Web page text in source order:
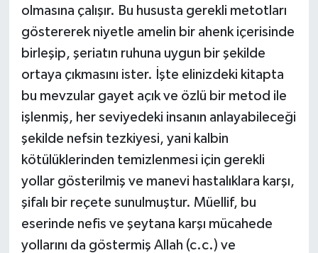
olmasına çalışır. Bu hususta gerekli metotları
göstererek niyetle amelin bir ahenk içerisinde
birleşip, şeriatın ruhuna uygun bir şekilde
ortaya çıkmasını ister. İşte elinizdeki kitapta
bu mevzular gayet açık ve özlü bir metod ile
işlenmiş, her seviyedeki insanın anlayabileceği
şekilde nefsin tezkiyesi, yani kalbin
kötülüklerinden temizlenmesi için gerekli
yollar gösterilmiş ve manevi hastalıklara karşı,
şifalı bir reçete sunulmuştur. Müellif, bu
eserinde nefis ve şeytana karşı mücahede
yollarını da göstermiş Allah (c.c.) ve